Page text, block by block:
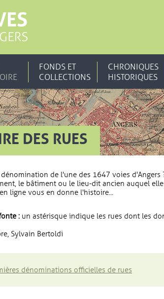
FONDS ET
COLLECTIONS
CHRONIQUES
HISTORIQUES
DES RUES
de l'une des 1647 voies d'Angers
le bâtiment ou le lieu-dit ancien auquel
ligne vous en donne l'histoire...
: un astérisque indique les rues dont les
Sylvain Bertoldi
dénominations officielles de rues